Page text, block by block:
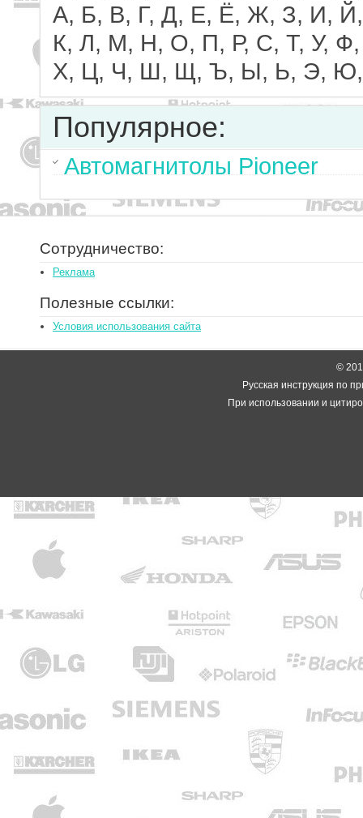
А, Б, В, Г, Д, Е, Ё, Ж, З, И, Й,
К, Л, М, Н, О, П, Р, С, Т, У, Ф,
Х, Ц, Ч, Ш, Щ, Ъ, Ы, Ь, Э,
Популярное:
Автомагнитолы Pioneer
Сотрудничество:
Реклама
Полезные ссылки:
Условия использования сайта
©
Русская инструкция по
При использовании и